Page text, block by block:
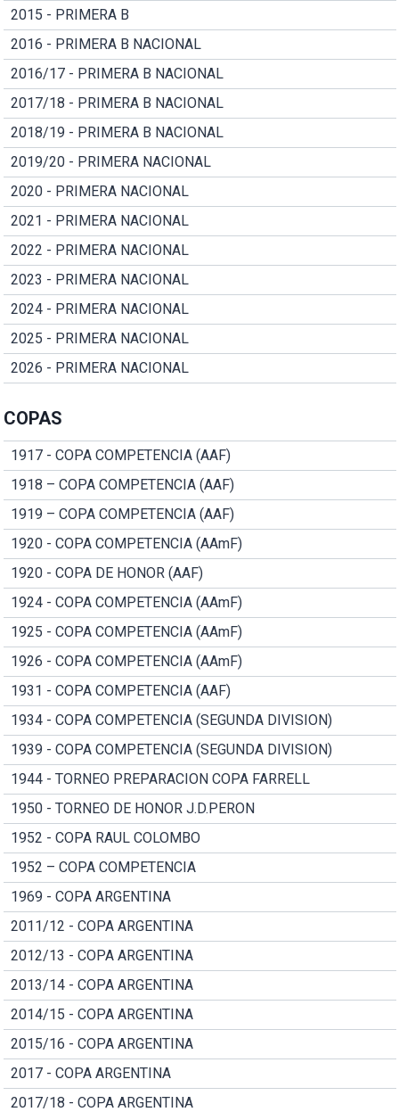
2015 - PRIMERA B
2016 - PRIMERA B NACIONAL
2016/17 - PRIMERA B NACIONAL
2017/18 - PRIMERA B NACIONAL
2018/19 - PRIMERA B NACIONAL
2019/20 - PRIMERA NACIONAL
2020 - PRIMERA NACIONAL
2021 - PRIMERA NACIONAL
2022 - PRIMERA NACIONAL
2023 - PRIMERA NACIONAL
2024 - PRIMERA NACIONAL
2025 - PRIMERA NACIONAL
2026 - PRIMERA NACIONAL
COPAS
1917 - COPA COMPETENCIA (AAF)
1918 – COPA COMPETENCIA (AAF)
1919 – COPA COMPETENCIA (AAF)
1920 - COPA COMPETENCIA (AAmF)
1920 - COPA DE HONOR (AAF)
1924 - COPA COMPETENCIA (AAmF)
1925 - COPA COMPETENCIA (AAmF)
1926 - COPA COMPETENCIA (AAmF)
1931 - COPA COMPETENCIA (AAF)
1934 - COPA COMPETENCIA (SEGUNDA DIVISION)
1939 - COPA COMPETENCIA (SEGUNDA DIVISION)
1944 - TORNEO PREPARACION COPA FARRELL
1950 - TORNEO DE HONOR J.D.PERON
1952 - COPA RAUL COLOMBO
1952 – COPA COMPETENCIA
1969 - COPA ARGENTINA
2011/12 - COPA ARGENTINA
2012/13 - COPA ARGENTINA
2013/14 - COPA ARGENTINA
2014/15 - COPA ARGENTINA
2015/16 - COPA ARGENTINA
2017 - COPA ARGENTINA
2017/18 - COPA ARGENTINA